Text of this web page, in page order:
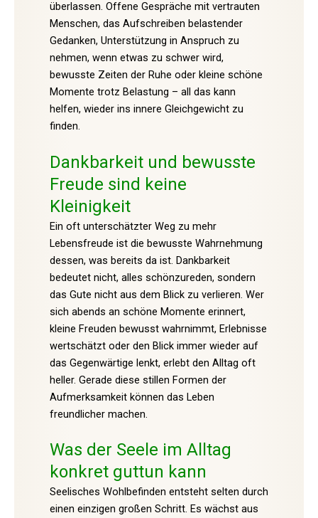
überlassen. Offene Gespräche mit vertrauten
Menschen, das Aufschreiben belastender
Gedanken, Unterstützung in Anspruch zu
nehmen, wenn etwas zu schwer wird,
bewusste Zeiten der Ruhe oder kleine schöne
Momente trotz Belastung – all das kann
helfen, wieder ins innere Gleichgewicht zu
finden.
Dankbarkeit und bewusste
Freude sind keine
Kleinigkeit
Ein oft unterschätzter Weg zu mehr
Lebensfreude ist die bewusste Wahrnehmung
dessen, was bereits da ist. Dankbarkeit
bedeutet nicht, alles schönzureden, sondern
das Gute nicht aus dem Blick zu verlieren. Wer
sich abends an schöne Momente erinnert,
kleine Freuden bewusst wahrnimmt, Erlebnisse
wertschätzt oder den Blick immer wieder auf
das Gegenwärtige lenkt, erlebt den Alltag oft
heller. Gerade diese stillen Formen der
Aufmerksamkeit können das Leben
freundlicher machen.
Was der Seele im Alltag
konkret guttun kann
Seelisches Wohlbefinden entsteht selten durch
einen einzigen großen Schritt. Es wächst aus